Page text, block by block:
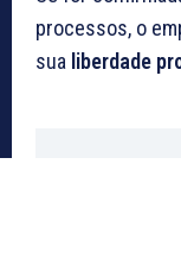
processos, o
sua liberdade